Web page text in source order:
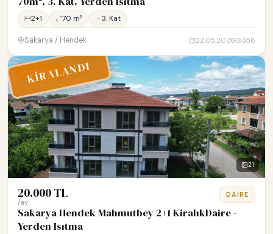
2+1 70 m² 3. Kat
Sakarya / Hendek 22.05.2026 358
KİRALANDI
KİRALIK
21
20.000 TL
/ay
DAIRE
Sakarya Hendek Mahmutbey 2+1 KiralıkDaire -
Yerden Isıtma